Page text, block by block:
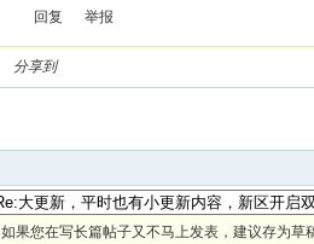
回复 举报
分享到
如果您在写长篇帖子又不马上发表，建议存为草